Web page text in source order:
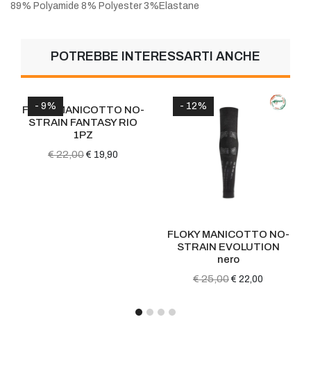
89% Polyamide 8% Polyester 3%Elastane
POTREBBE INTERESSARTI ANCHE
- 9%
FLOKY MANICOTTO NO-
STRAIN FANTASY RIO
1PZ
€ 22,00 € 19,90
- 12%
FLOKY MANICOTTO NO-
STRAIN EVOLUTION
nero
€ 25,00 € 22,00